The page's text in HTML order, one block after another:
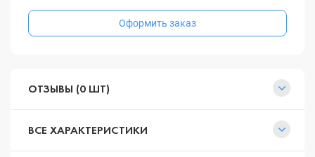
Оформить заказ
ОТЗЫВЫ (0 ШТ)
ВСЕ ХАРАКТЕРИСТИКИ